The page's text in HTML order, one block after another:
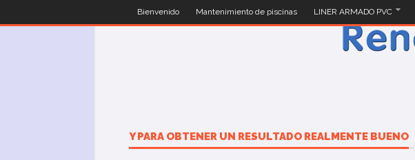
Bienvenido Mantenimiento de piscinas LINER ARMADO PVC
Y PARA OBTENER UN RESULTADO REALMENTE BUENO